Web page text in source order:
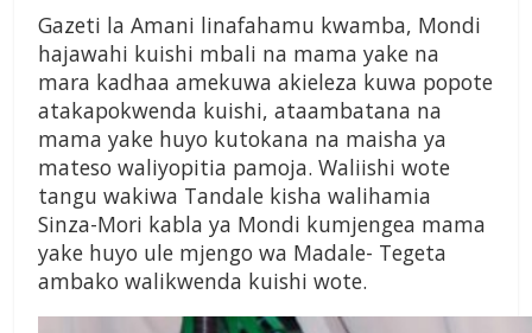
Gazeti la Amani linafahamu kwamba, Mondi
hajawahi kuishi mbali na mama yake na
mara kadhaa amekuwa akieleza kuwa popote
atakapokwenda kuishi, ataambatana na
mama yake huyo kutokana na maisha ya
mateso waliyopitia pamoja. Waliishi wote
tangu wakiwa Tandale kisha walihamia
Sinza-Mori kabla ya Mondi kumjengea mama
yake huyo ule mjengo wa Madale- Tegeta
ambako walikwenda kuishi wote.